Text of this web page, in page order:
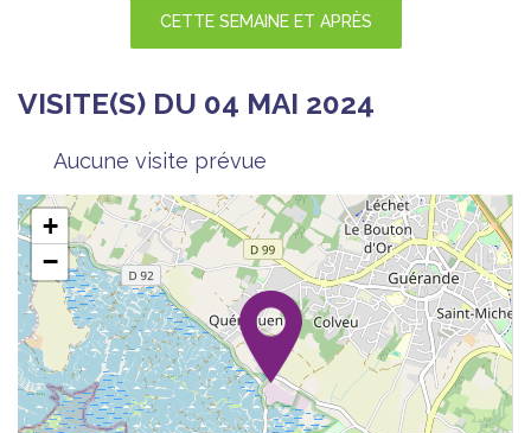
CETTE SEMAINE ET APRÈS
VISITE(S) DU 04 MAI 2024
Aucune visite prévue
+
−